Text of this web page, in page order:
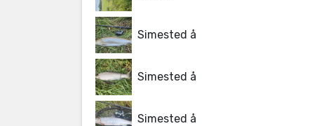
Simested å
Simested å
Simested å